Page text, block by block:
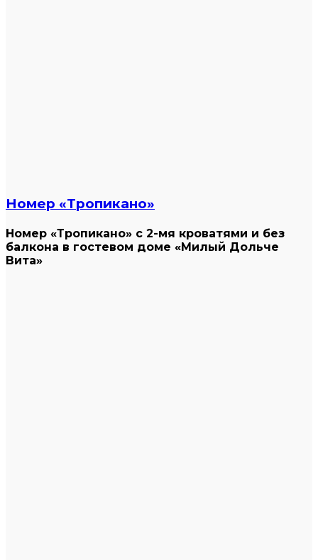
Номер «Тропикано»
Номер «Тропикано» с 2-мя кроватями и без
балкона в гостевом доме «Милый Дольче
Вита»